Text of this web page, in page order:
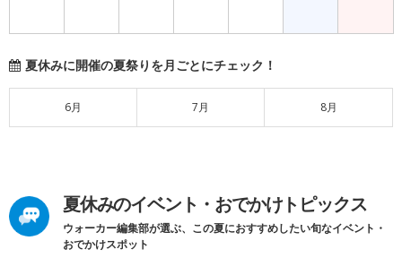
夏休みに開催の夏祭りを月ごとにチェック！
6月 7月 8月
夏休みのイベント・おでかけトピックス
ウォーカー編集部が選ぶ、この夏におすすめしたい旬なイベント・
おでかけスポット